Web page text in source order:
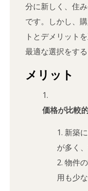
分に新しく、住
です。しかし、
トとデメリット
最適な選択をする
メリット
価格が比較
新築
が多く
物件
用も少な